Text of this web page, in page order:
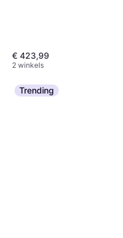
€ 423,99
2 winkels
Trending